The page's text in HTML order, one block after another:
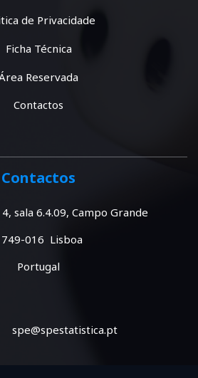
de Privacidade
Ficha Técnica
Reservada
Contactos
Contactos
sala 6.4.09, Campo Grande
016 Lisboa
Portugal
spe@spestatistica.pt